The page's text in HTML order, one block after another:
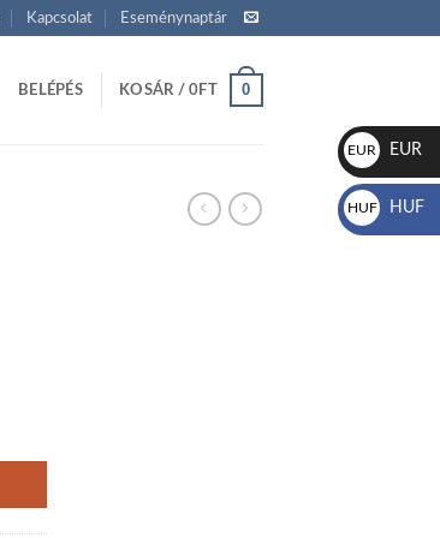
Kapcsolat Eseménynaptár
BELÉPÉS KOSÁR /0FT 0
EUR
€
EUR
HUF
Ft
HUF